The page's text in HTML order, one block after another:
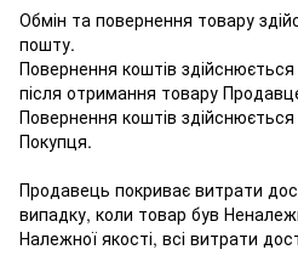
Обмін та повернення товару
пошту.
Повернення коштів
після отримання товару
Повернення коштів здійснюється
Покупця.
Продавець покриває витрати
випадку, коли товар був
Належної якості, всі витрати